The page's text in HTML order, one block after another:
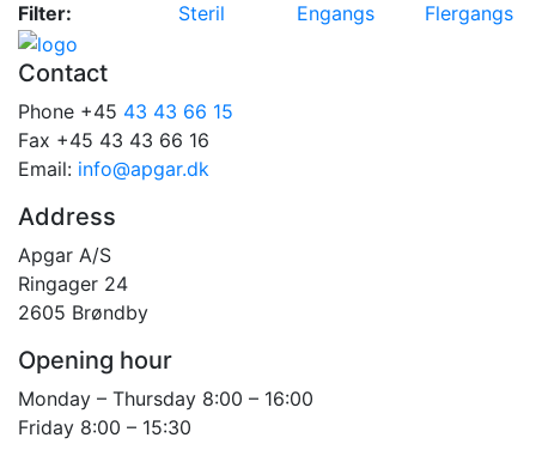
Filter: Steril Engangs Flergangs
Contact
Phone +45 43 43 66 15
Fax +45 43 43 66 16
Email: info@apgar.dk
Address
Apgar A/S
Ringager 24
2605 Brøndby
Opening hour
Monday – Thursday 8:00 – 16:00
Friday 8:00 – 15:30